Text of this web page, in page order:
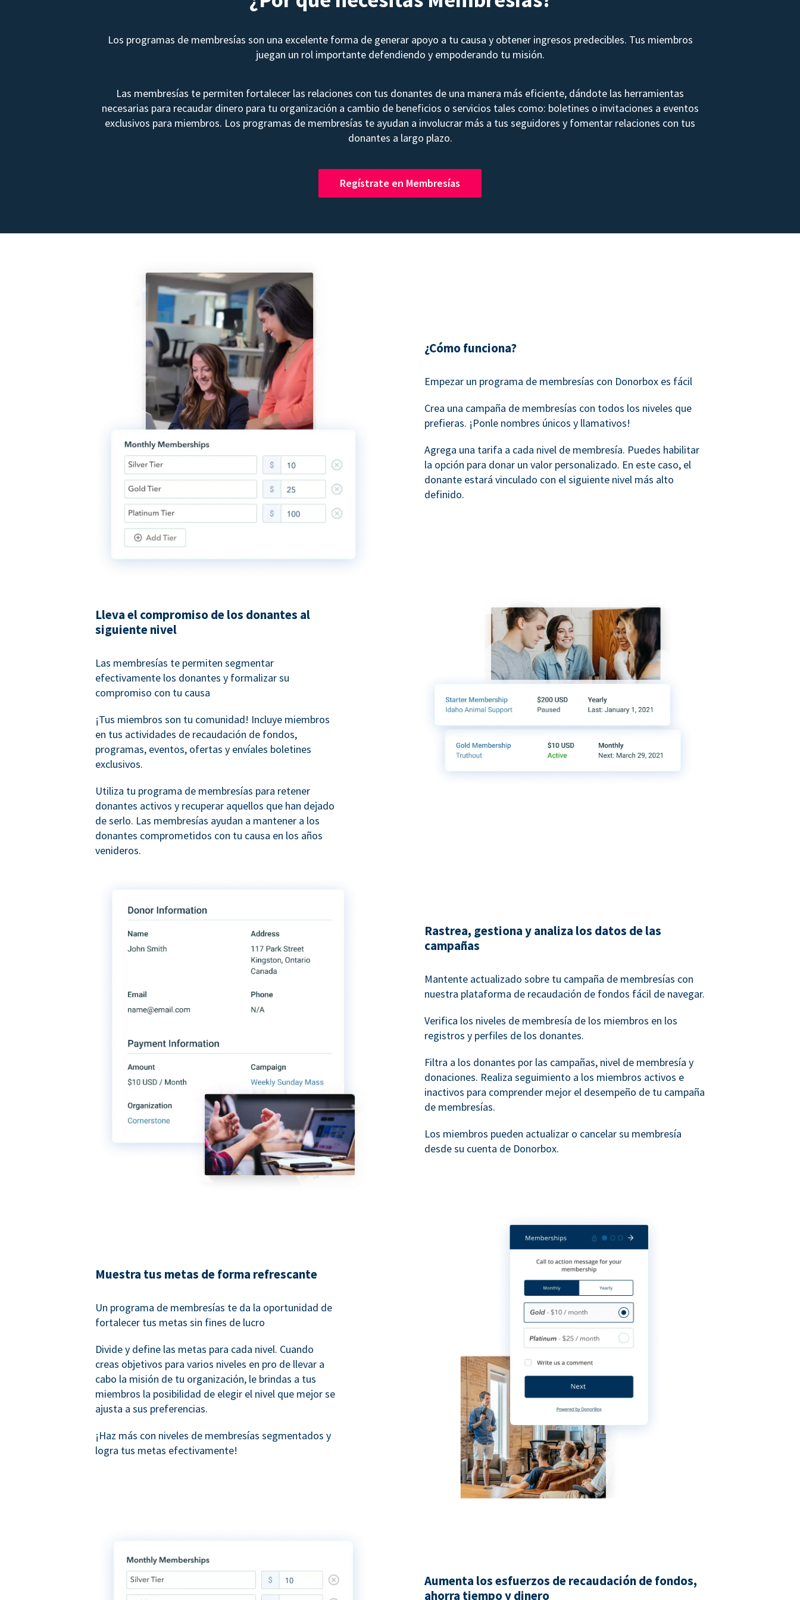
Los programas de membresías son una excelente forma de generar apoyo a tu causa y obtener ingresos predecibles. Tus miembros
juegan un rol importante defendiendo y empoderando tu misión.
Las membresías te permiten fortalecer las relaciones con tus donantes de una manera más eficiente, dándote las herramientas
necesarias para recaudar dinero para tu organización a cambio de beneficios o servicios tales como: boletines o invitaciones a eventos
exclusivos para miembros. Los programas de membresías te ayudan a involucrar más a tus seguidores y fomentar relaciones con tus
donantes a largo plazo.
Regístrate en Membresías
¿Cómo funciona?
Empezar un programa de membresías con Donorbox es fácil
Crea una campaña de membresías con todos los niveles que
prefieras. ¡Ponle nombres únicos y llamativos!
Agrega una tarifa a cada nivel de membresía. Puedes habilitar
la opción para donar un valor personalizado. En este caso, el
donante estará vinculado con el siguiente nivel más alto
definido.
Lleva el compromiso de los donantes al
siguiente nivel
Las membresías te permiten segmentar
efectivamente los donantes y formalizar su
compromiso con tu causa
¡Tus miembros son tu comunidad! Incluye miembros
en tus actividades de recaudación de fondos,
programas, eventos, ofertas y envíales boletines
exclusivos.
Utiliza tu programa de membresías para retener
donantes activos y recuperar aquellos que han dejado
de serlo. Las membresías ayudan a mantener a los
donantes comprometidos con tu causa en los años
venideros.
Rastrea, gestiona y analiza los datos de las
campañas
Mantente actualizado sobre tu campaña de membresías con
nuestra plataforma de recaudación de fondos fácil de navegar.
Verifica los niveles de membresía de los miembros en los
registros y perfiles de los donantes.
Filtra a los donantes por las campañas, nivel de membresía y
donaciones. Realiza seguimiento a los miembros activos e
inactivos para comprender mejor el desempeño de tu campaña
de membresías.
Los miembros pueden actualizar o cancelar su membresía
desde su cuenta de Donorbox.
Muestra tus metas de forma refrescante
Un programa de membresías te da la oportunidad de
fortalecer tus metas sin fines de lucro
Divide y define las metas para cada nivel. Cuando
creas objetivos para varios niveles en pro de llevar a
cabo la misión de tu organización, le brindas a tus
miembros la posibilidad de elegir el nivel que mejor se
ajusta a sus preferencias.
¡Haz más con niveles de membresías segmentados y
logra tus metas efectivamente!
Aumenta los esfuerzos de recaudación de fondos,
ahorra tiempo y dinero